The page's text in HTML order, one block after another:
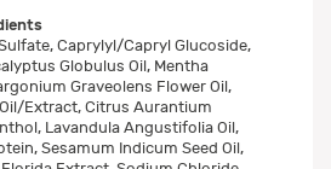
Caprylyl/Capryl Glucoside,
Globulus Oil, Mentha
Graveolens Flower Oil,
Extract, Citrus Aurantium
Lavandula Angustifolia Oil,
Sesamum Indicum Seed Oil,